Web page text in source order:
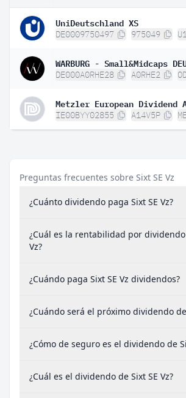
UniDeutschland XS
DE0009750497 975049
WARBURG - Small&Midcaps
DE000A0RHE28 A0RHE2
Metzler European Dividend
IE00BYY02855 A14V5P
Preguntas frecuentes sobre Sixt SE Vz
¿Cuánto dividendo paga Sixt SE Vz?
¿Cuál es la rentabilidad por dividendo
Vz?
¿Cuándo paga Sixt SE Vz dividendos?
¿Cuándo será el próximo dividendo de
¿Cómo de seguro es el dividendo de
¿Cuál es el dividendo de Sixt SE Vz?